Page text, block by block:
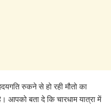
रुकने से हो रही मौतोका
आपको बता दे कि चारधाम यात्रा में